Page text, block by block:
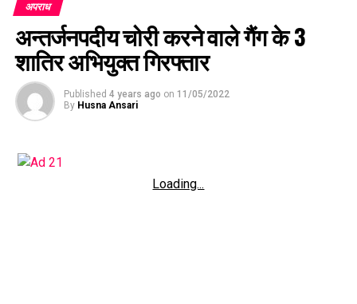
अपराध
अन्तर्जनपदीय चोरी करने वाले गैंग के 3
शातिर अभियुक्त गिरफ्तार
Published 4 years ago on 11/05/2022
By Husna Ansari
Loading...